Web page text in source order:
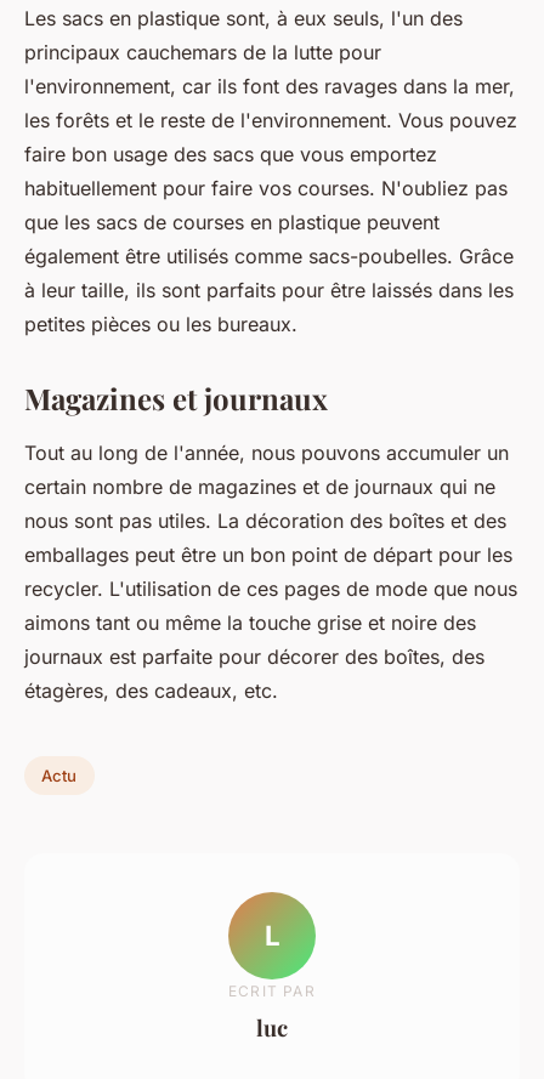
Les sacs en plastique sont, à eux seuls, l'un des
principaux cauchemars de la lutte pour
l'environnement, car ils font des ravages dans la mer,
les forêts et le reste de l'environnement. Vous pouvez
faire bon usage des sacs que vous emportez
habituellement pour faire vos courses. N'oubliez pas
que les sacs de courses en plastique peuvent
également être utilisés comme sacs-poubelles. Grâce
à leur taille, ils sont parfaits pour être laissés dans les
petites pièces ou les bureaux.
Magazines et journaux
Tout au long de l'année, nous pouvons accumuler un
certain nombre de magazines et de journaux qui ne
nous sont pas utiles. La décoration des boîtes et des
emballages peut être un bon point de départ pour les
recycler. L'utilisation de ces pages de mode que nous
aimons tant ou même la touche grise et noire des
journaux est parfaite pour décorer des boîtes, des
étagères, des cadeaux, etc.
Actu
L
ECRIT PAR
luc